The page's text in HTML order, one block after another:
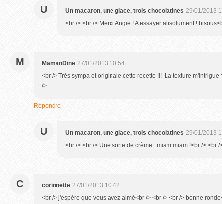
U Un macaron, une glace, trois chocolatines 29/01/2013
<br /> <br /> Merci Angie ! A essayer absolument !
M MamanDine 27/01/2013 10:54
<br /> Très sympa et originale cette recette !!! La texture m'intrigue
/>
Répondre
U Un macaron, une glace, trois chocolatines 29/01/2013
<br /> <br /> Une sorte de crème...miam miam !<br /> <br /
C corinnette 27/01/2013 10:42
<br /> j'espère que vous avez aimé<br /> <br /> <br /> bonne